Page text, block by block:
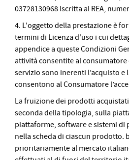
03728130968 Iscritta al REA,
4. L'oggetto della prestazione è
termini di Licenza d'uso i cui
appendice a queste Condizioni
attività consentite al
servizio sono inerenti l’acquisto e
consentono al Consumatore
La fruizione dei prodotti
seconda della tipologia, sulla
piattaforme, software e sistemi di
nella scheda di ciascun prodotto.
prioritariamente al mercato